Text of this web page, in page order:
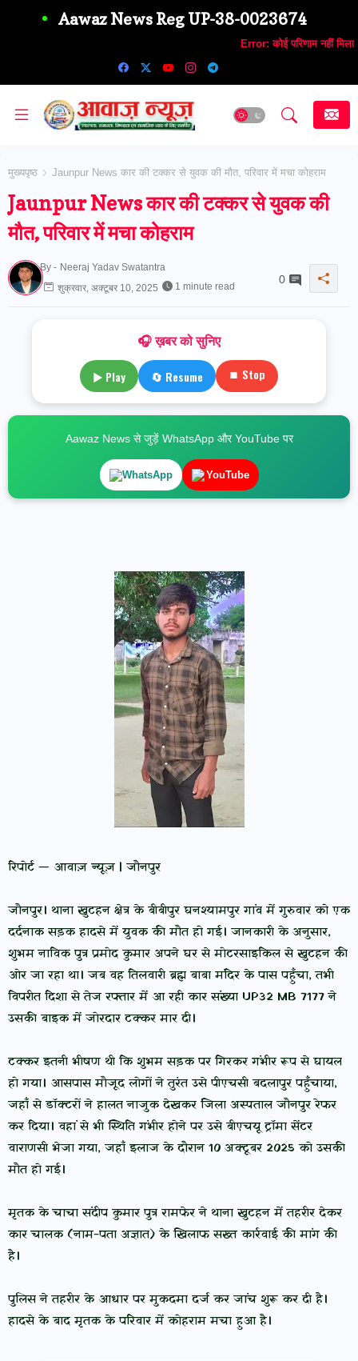
Aawaz News Reg UP-38-0023674
Error: कोई परिणाम नहीं मिला
मुख्यपृष्ठ Jaunpur News कार की टक्कर से युवक की मौत, परिवार में मचा कोहराम
Jaunpur News कार की टक्कर से युवक की
मौत, परिवार में मचा कोहराम
By - Neeraj Yadav Swatantra
शुक्रवार, अक्टूबर 10, 2025
1 minute read
0
🎧 ख़बर को सुनिए
▶ Play 🔄 Resume ⏹ Stop
Aawaz News से जुड़ें WhatsApp और YouTube पर
WhatsApp YouTube
रिपोर्ट — आवाज़ न्यूज़ | जौनपुर
जौनपुर। थाना खुटहन क्षेत्र के बीबीपुर घनश्यामपुर गांव में गुरुवार को एक
दर्दनाक सड़क हादसे में युवक की मौत हो गई। जानकारी के अनुसार,
शुभम नाविक पुत्र प्रमोद कुमार अपने घर से मोटरसाइकिल से खुटहन की
ओर जा रहा था। जब वह तिलवारी ब्रह्म बाबा मंदिर के पास पहुँचा, तभी
विपरीत दिशा से तेज रफ्तार में आ रही कार संख्या UP32 MB 7177 ने
उसकी बाइक में जोरदार टक्कर मार दी।
टक्कर इतनी भीषण थी कि शुभम सड़क पर गिरकर गंभीर रूप से घायल
हो गया। आसपास मौजूद लोगों ने तुरंत उसे पीएचसी बदलापुर पहुँचाया,
जहाँ से डॉक्टरों ने हालत नाजुक देखकर जिला अस्पताल जौनपुर रेफर
कर दिया। वहां से भी स्थिति गंभीर होने पर उसे बीएचयू ट्रॉमा सेंटर
वाराणसी भेजा गया, जहाँ इलाज के दौरान 10 अक्टूबर 2025 को उसकी
मौत हो गई।
मृतक के चाचा संदीप कुमार पुत्र रामफेर ने थाना खुटहन में तहरीर देकर
कार चालक (नाम-पता अज्ञात) के खिलाफ सख्त कार्रवाई की मांग की
है।
पुलिस ने तहरीर के आधार पर मुकदमा दर्ज कर जांच शुरू कर दी है।
हादसे के बाद मृतक के परिवार में कोहराम मचा हुआ है।